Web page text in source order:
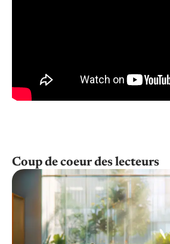
Coup de coeur des lecteurs